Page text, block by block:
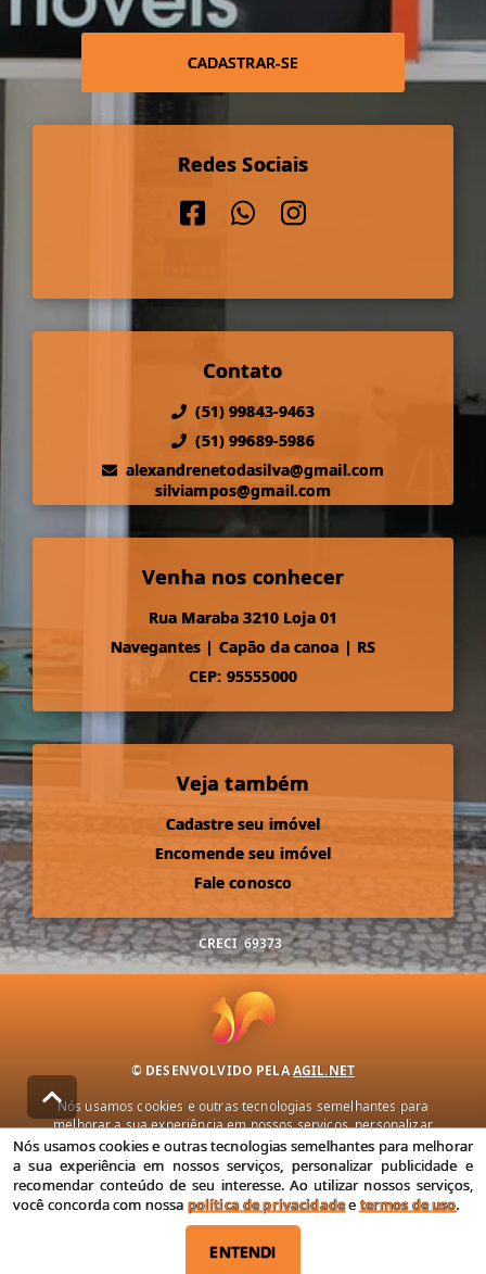
CADASTRAR-SE
Redes Sociais
Contato
(51) 99843-9463
(51) 99689-5986
alexandrenetodasilva@gmail.com
silviampos@gmail.com
Venha nos conhecer
Rua Maraba 3210 Loja 01
Navegantes | Capão da canoa | RS
CEP: 95555000
Veja também
Cadastre seu imóvel
Encomende seu imóvel
Fale conosco
CRECI 69373
© DESENVOLVIDO PELAAGIL.NET
Nós usamos cookies e outras tecnologias semelhantes para
melhorar a sua experiência em nossos serviços, personalizar
publicidade e recomendar conteúdo de seu interesse. Ao utilizar
nossos serviços, você concorda com nossa política de privacidade e
termos de uso.
Política de Privacidade Termos de uso
Nós usamos cookies e outras tecnologias semelhantes para melhorar
a sua experiência em nossos serviços, personalizar publicidade e
recomendar conteúdo de seu interesse. Ao utilizar nossos serviços,
você concorda com nossa política de privacidadeetermos de uso.
ENTENDI